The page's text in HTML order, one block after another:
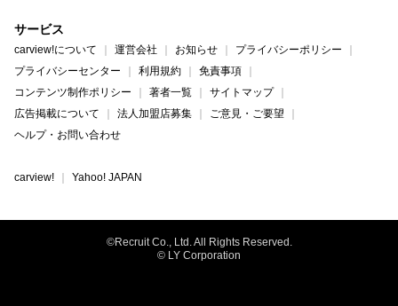
サービス
carview!について 運営会社 お知らせ
プライバシーポリシー
プライバシーセンター
利用規約
免責事項
コンテンツ制作ポリシー
著者一覧
サイトマップ
広告掲載について
法人加盟店募集
ご意見・ご要望
ヘルプ・お問い合わせ
carview! Yahoo! JAPAN
©Recruit Co., Ltd. All Rights Reserved.
© LY Corporation